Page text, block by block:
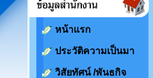
หน้าแรก
ประวัติความเป็นมา
วิสัยทัศน์ /พันธกิจ